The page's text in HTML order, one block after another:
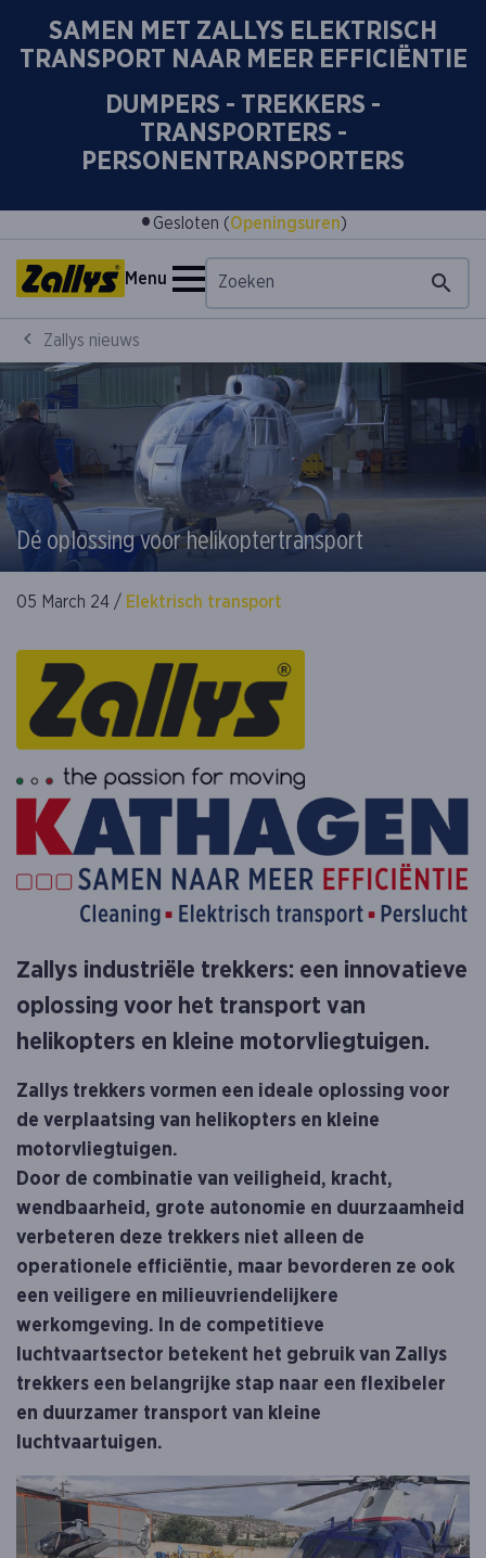
SAMEN MET ZALLYS ELEKTRISCH
TRANSPORT NAAR MEER EFFICIËNTIE
DUMPERS - TREKKERS -
TRANSPORTERS -
PERSONENTRANSPORTERS
• Gesloten (Openingsuren)
Menu
Zallys nieuws
Dé oplossing voor helikoptertransport
05 March 24 / Elektrisch transport
Zallys industriële trekkers: een innovatieve
oplossing voor het transport van
helikopters en kleine motorvliegtuigen.
Zallys trekkers vormen een ideale oplossing voor
de verplaatsing van helikopters en kleine
motorvliegtuigen.
Door de combinatie van veiligheid, kracht,
wendbaarheid, grote autonomie en duurzaamheid
verbeteren deze trekkers niet alleen de
operationele efficiëntie, maar bevorderen ze ook
een veiligere en milieuvriendelijkere
werkomgeving. In de competitieve
luchtvaartsector betekent het gebruik van Zallys
trekkers een belangrijke stap naar een flexibeler
en duurzamer transport van kleine
luchtvaartuigen.